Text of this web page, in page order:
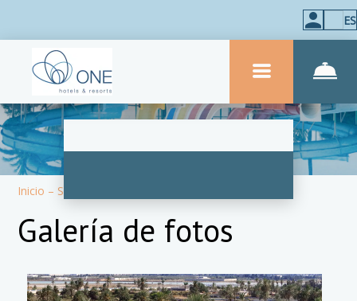
ES
Inicio – Sobre el hotel
Galería de fotos